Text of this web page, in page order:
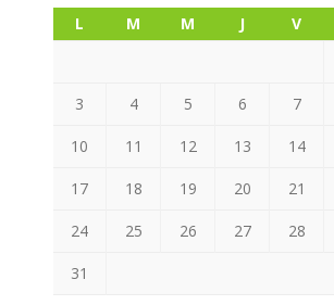
L M M J V
3 4 5 6 7
10 11 12 13 14
17 18 19 20 21
24 25 26 27 28
31